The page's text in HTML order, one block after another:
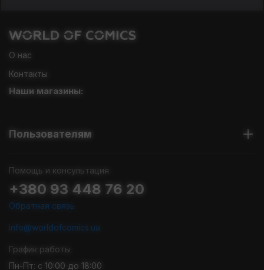
О нас
Контакты
Наши магазины:
Пользователям
Помощь и консультация
+380 93 448 76 20
Обратная связь
info@worldofcomics.ua
График работы
Пн-Пт: с 10:00 до 18:00